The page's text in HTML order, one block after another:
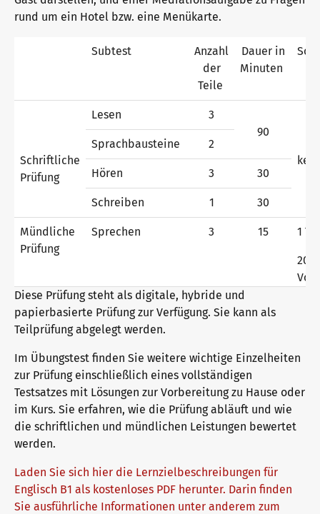
Verifikation von telc Zertifikaten
Sprachprüfungen: Support & FAQ
Lehrmaterialien
Deutsch für die Integration
Deutsch für den Beruf
Deutschlernen mit telc Lehrwerken
Deutsch für die Hochschule
Verlagsprogramm: Support & FAQ
Trainingsangebote
Qualifizierungen: Prüfen und Bewerten
Angebote für Deutschlernende
Inhouse-Veranstaltungen
ZQ BSK
Die Zukunft spricht telc
telc in der Presse
Aktuelles
Karriere
Kontakt
Shop Campus Training Community
rund um ein Hotel bzw. eine Menükarte.
Subtest
Anzahl
der
Teile
Dauer in
Minuten
Schriftliche
Prüfung
Lesen
3
90
Sprachbausteine 2
Hören 3 30
Schreiben 1 30
Mündliche
Prüfung
Sprechen 3 15 1
20
Diese Prüfung steht als digitale, hybride und
papierbasierte Prüfung zur Verfügung. Sie kann als
Teilprüfung abgelegt werden.
Im Übungstest finden Sie weitere wichtige Einzelheiten
zur Prüfung einschließlich eines vollständigen
Testsatzes mit Lösungen zur Vorbereitung zu Hause oder
im Kurs. Sie erfahren, wie die Prüfung abläuft und wie
die schriftlichen und mündlichen Leistungen bewertet
werden.
Laden Sie sich hier die Lernzielbeschreibungen für
Englisch B1 als kostenloses PDF herunter. Darin finden
Sie ausführliche Informationen unter anderem zum